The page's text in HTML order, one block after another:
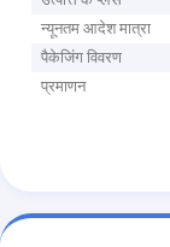
न्यूनतम आदेश मात्रा
पैकेजिंग विवरण
प्रमाणन